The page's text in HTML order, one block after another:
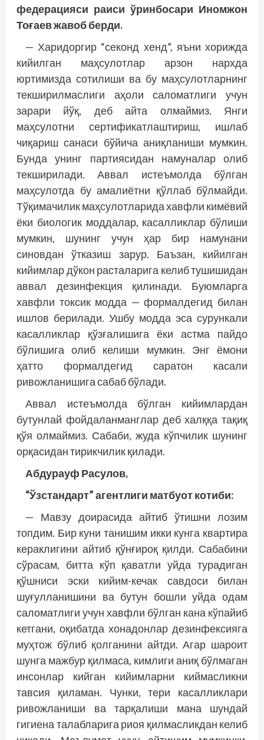
федерацияси раиси ўринбосари Иномжон
Тоғаев жавоб берди.
— Харидоргир “секонд хенд”, яъни хорижда
кийилган маҳсулотлар арзон нарх­да
юртимизда сотилиши ва бу маҳсулотларнинг
текширилмаслиги аҳоли саломатлиги учун
зарари йўқ, деб айта олмаймиз. Янги
маҳсулотни сертификатлаштириш, ишлаб
чиқариш санаси бўйича аниқланиши мумкин.
Бунда унинг партиясидан намуналар олиб
текширилади. Аввал истеъмолда бўлган
маҳсулотда бу амалиётни қўллаб бўлмайди.
Тўқимачилик маҳсулотларида хавфли кимёвий
ёки биологик моддалар, касалликлар бўлиши
мумкин, шунинг учун ҳар бир намунани
синовдан ўтказиш зарур. Баъзан, кийилган
кийимлар дўкон расталарига келиб тушишидан
аввал дезинфекция қилинади. Буюмларга
хавфли токсик модда — формалдегид билан
ишлов берилади. Ушбу модда эса сурункали
касалликлар қўзғалишига ёки астма пайдо
бўлишига олиб келиши мумкин. Энг ёмони
ҳатто формалдегид саратон касали
ривожланишига сабаб бўлади.
Аввал истеъмолда бўлган кийимлардан
бутунлай фойдаланманглар деб халқ­қа тақиқ
қўя олмаймиз. Сабаби, жуда кўпчилик шунинг
орқасидан тирикчилик қилади.
Абдурауф Расулов,
“Ўзстандарт” агентлиги матбуот котиби:
— Мавзу доирасида айтиб ўтишни лозим
топдим. Бир куни танишим икки кунга квартира
кераклигини айтиб қўнғироқ қилди. Сабабини
сўрасам, битта кўп қаватли уйда турадиган
қўшниси эски кийим-кечак савдоси билан
шуғулланишини ва бутун бошли уйда одам
саломатлиги учун хавфли бўлган кана кўпайиб
кетгани, оқибатда хонадонлар дезинфексияга
муҳтож бўлиб қолганини айтди. Агар шароит
шунга мажбур қилмаса, кимлиги аниқ бўлмаган
инсонлар кийган кийимларни киймасликни
тавсия қиламан. Чунки, тери касалликлари
ривожланиши ва тар­қалиши мана шундай
гигиена талабларига риоя қилмасликдан келиб